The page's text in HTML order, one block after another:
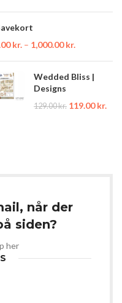
kr. – 1,000.00kr.
Wedded Bliss |
Designs
129.00kr. 119.00kr.
når der
siden?
her